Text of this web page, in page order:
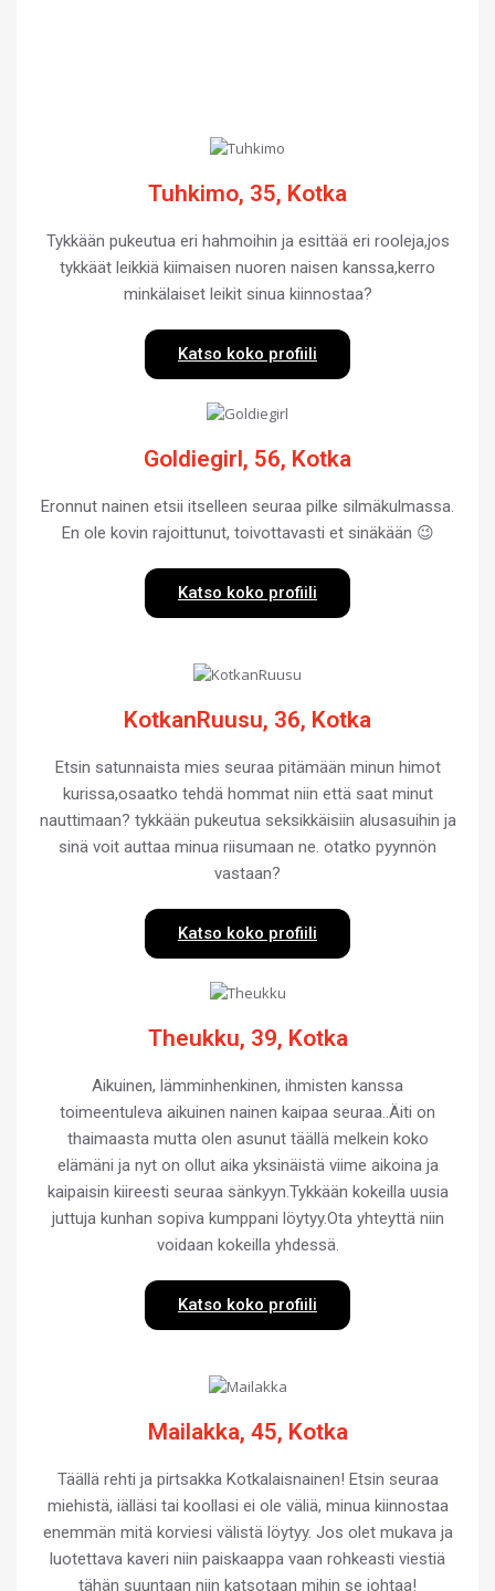
Tuhkimo, 35, Kotka
Tykkään pukeutua eri hahmoihin ja esittää eri rooleja,jos
tykkäät leikkiä kiimaisen nuoren naisen kanssa,kerro
minkälaiset leikit sinua kiinnostaa?
Katso koko profiili
Goldiegirl, 56, Kotka
Eronnut nainen etsii itselleen seuraa pilke silmäkulmassa.
En ole kovin rajoittunut, toivottavasti et sinäkään 😉
Katso koko profiili
KotkanRuusu, 36, Kotka
Etsin satunnaista mies seuraa pitämään minun himot
kurissa,osaatko tehdä hommat niin että saat minut
nauttimaan? tykkään pukeutua seksikkäisiin alusasuihin ja
sinä voit auttaa minua riisumaan ne. otatko pyynnön
vastaan?
Katso koko profiili
Theukku, 39, Kotka
Aikuinen, lämminhenkinen, ihmisten kanssa
toimeentuleva aikuinen nainen kaipaa seuraa..Äiti on
thaimaasta mutta olen asunut täällä melkein koko
elämäni ja nyt on ollut aika yksinäistä viime aikoina ja
kaipaisin kiireesti seuraa sänkyyn.Tykkään kokeilla uusia
juttuja kunhan sopiva kumppani löytyy.Ota yhteyttä niin
voidaan kokeilla yhdessä.
Katso koko profiili
Mailakka, 45, Kotka
Täällä rehti ja pirtsakka Kotkalaisnainen! Etsin seuraa
miehistä, iälläsi tai koollasi ei ole väliä, minua kiinnostaa
enemmän mitä korviesi välistä löytyy. Jos olet mukava ja
luotettava kaveri niin paiskaappa vaan rohkeasti viestiä
tähän suuntaan niin katsotaan mihin se johtaa!